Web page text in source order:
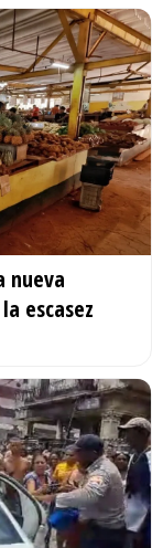
nueva
escasez